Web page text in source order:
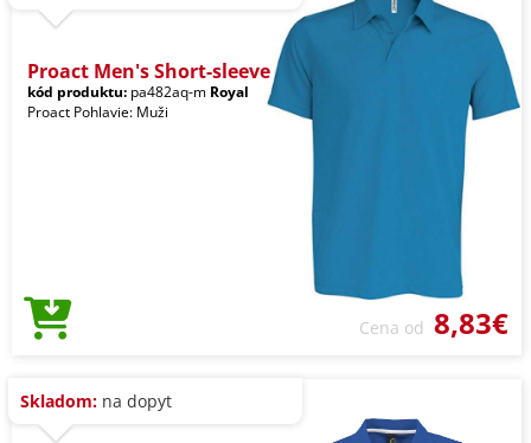
Proact Men's Short-sleeve
kód produktu: pa482aq-m Royal
Proact Pohlavie: Muži
Cena od 8,83€
Skladom: na dopyt